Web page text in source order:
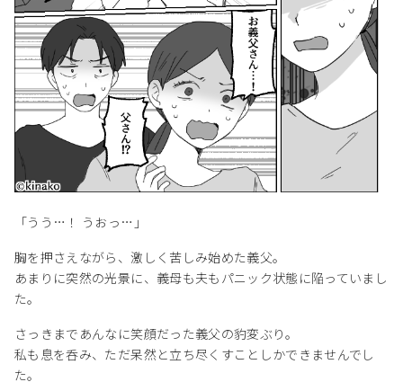
「うう…！ うおっ…」
胸を押さえながら、激しく苦しみ始めた義父。
あまりに突然の光景に、義母も夫もパニック状態に陥っていまし
た。
さっきまであんなに笑顔だった義父の豹変ぶり。
私も息を呑み、ただ呆然と立ち尽くすことしかできませんでし
た。